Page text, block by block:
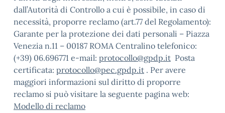
dall’Autorità di Controllo a cui è possibile, in caso di
necessità, proporre reclamo (art.77 del Regolamento):
Garante per la protezione dei dati personali – Piazza
Venezia n.11 – 00187 ROMA Centralino telefonico:
(+39) 06.696771 e-mail: protocollo@gpdp.it Posta
certificata: protocollo@pec.gpdp.it . Per avere
maggiori informazioni sul diritto di proporre
reclamo si può visitare la seguente pagina web:
Modello di reclamo